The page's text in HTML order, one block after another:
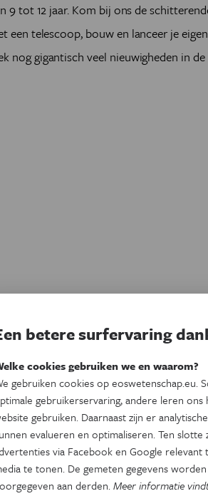
9 tot 12 jaar. Kom bij ons de
een telescoop, bouw en lanceer je eigen
nog gigantisch veel nieuwigheden in de
betere surfervaring
cookies gebruiken we en waarom?
gebruiken cookies op eoswetenschap.eu.
gebruikerservaring, andere leren
gebruiken. Daarnaast zijn er
evalueren en optimaliseren. Ten
via Facebook en Google
te tonen. De gemeten gegevens
aan derden.Meer informatie